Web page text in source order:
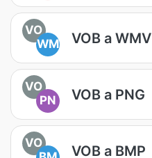
VO
WM
VOB a WMV
VO
PN
VOB a PNG
VO
VOB a BMP